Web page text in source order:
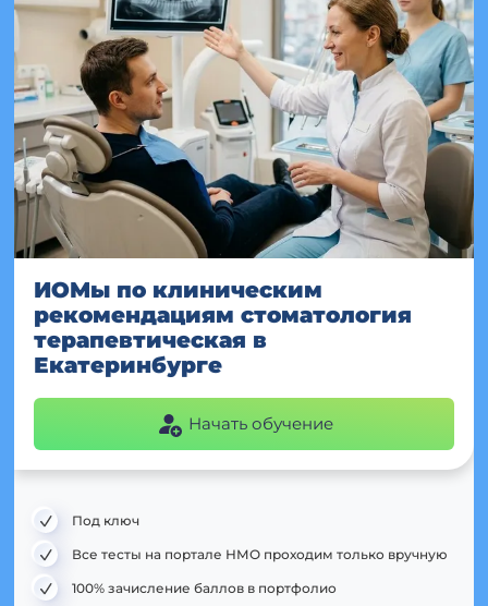
ИОМы по клиническим
рекомендациям стоматология
терапевтическая в
Екатеринбурге
Начать обучение
Под ключ
Все тесты на портале НМО проходим только вручную
100% зачисление баллов в портфолио